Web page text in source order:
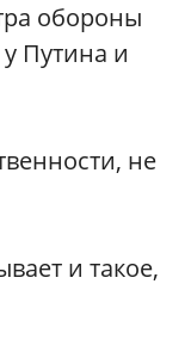
обороны
Путина и
не
и такое,